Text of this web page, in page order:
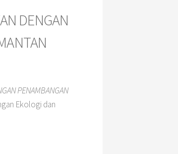
DENGAN
PENAMBANGAN
Ekologi dan